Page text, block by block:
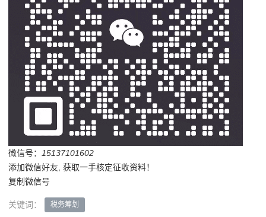
微信号： 15137101602
添加微信好友, 获取一手核定征收资料！
复制微信号
关键词： 税务筹划